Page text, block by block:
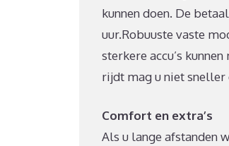
kunnen doen. De
uur.Robuuste vaste
sterkere accu’s
rijdt mag u niet
Comfort en extra’s
Als u lange afstanden